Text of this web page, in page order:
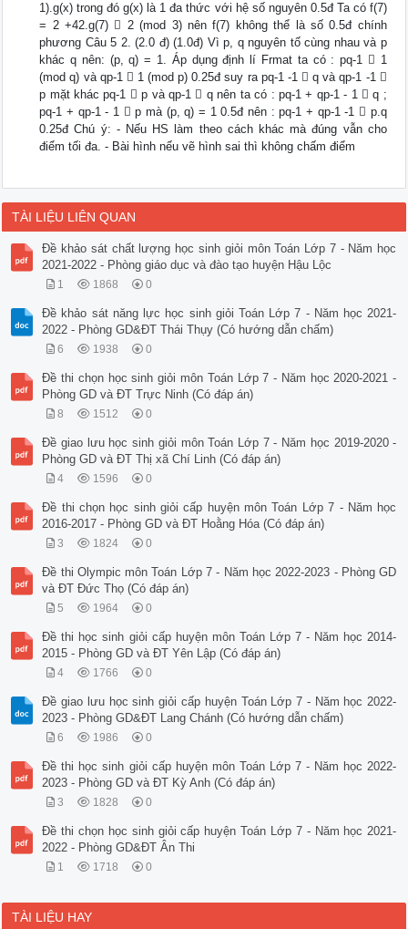
1).g(x) trong đó g(x) là 1 đa thức với hệ số nguyên 0.5đ Ta có f(7)
= 2 +42.g(7)  2 (mod 3) nên f(7) không thể là số 0.5đ chính
phương Câu 5 2. (2.0 đ) (1.0đ) Vì p, q nguyên tố cùng nhau và p
khác q nên: (p, q) = 1. Áp dụng định lí Frmat ta có : pq-1  1
(mod q) và qp-1  1 (mod p) 0.25đ suy ra pq-1 -1  q và qp-1 -1 
p mặt khác pq-1  p và qp-1  q nên ta có : pq-1 + qp-1 - 1  q ;
pq-1 + qp-1 - 1  p mà (p, q) = 1 0.5đ nên : pq-1 + qp-1 -1  p.q
0.25đ Chú ý: - Nếu HS làm theo cách khác mà đúng vẫn cho
điểm tối đa. - Bài hình nếu vẽ hình sai thì không chấm điểm
TÀI LIỆU LIÊN QUAN
Đề khảo sát chất lượng học sinh giỏi môn Toán Lớp 7 - Năm học
2021-2022 - Phòng giáo dục và đào tạo huyện Hậu Lộc
1 1868 0
Đề khảo sát năng lực học sinh giỏi Toán Lớp 7 - Năm học 2021-
2022 - Phòng GD&ĐT Thái Thụy (Có hướng dẫn chấm)
6 1938 0
Đề thi chọn học sinh giỏi môn Toán Lớp 7 - Năm học 2020-2021 -
Phòng GD và ĐT Trực Ninh (Có đáp án)
8 1512 0
Đề giao lưu học sinh giỏi môn Toán Lớp 7 - Năm học 2019-2020 -
Phòng GD và ĐT Thị xã Chí Linh (Có đáp án)
4 1596 0
Đề thi chọn học sinh giỏi cấp huyện môn Toán Lớp 7 - Năm học
2016-2017 - Phòng GD và ĐT Hoằng Hóa (Có đáp án)
3 1824 0
Đề thi Olympic môn Toán Lớp 7 - Năm học 2022-2023 - Phòng GD
và ĐT Đức Thọ (Có đáp án)
5 1964 0
Đề thi học sinh giỏi cấp huyện môn Toán Lớp 7 - Năm học 2014-
2015 - Phòng GD và ĐT Yên Lập (Có đáp án)
4 1766 0
Đề giao lưu học sinh giỏi cấp huyện Toán Lớp 7 - Năm học 2022-
2023 - Phòng GD&ĐT Lang Chánh (Có hướng dẫn chấm)
6 1986 0
Đề thi học sinh giỏi cấp huyện môn Toán Lớp 7 - Năm học 2022-
2023 - Phòng GD và ĐT Kỳ Anh (Có đáp án)
3 1828 0
Đề thi chọn học sinh giỏi cấp huyện Toán Lớp 7 - Năm học 2021-
2022 - Phòng GD&ĐT Ân Thi
1 1718 0
TÀI LIỆU HAY